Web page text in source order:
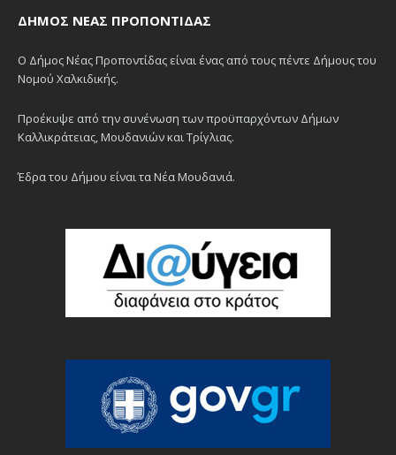
ΔΉΜΟΣ ΝΈΑΣ ΠΡΟΠΟΝΤΊΔΑΣ
Ο Δήμος Νέας Προποντίδας είναι ένας από τους πέντε Δήμους του
Νομού Χαλκιδικής.
Προέκυψε από την συνένωση των προϋπαρχόντων Δήμων
Καλλικράτειας, Μουδανιών και Τρίγλιας.
Έδρα του Δήμου είναι τα Νέα Μουδανιά.